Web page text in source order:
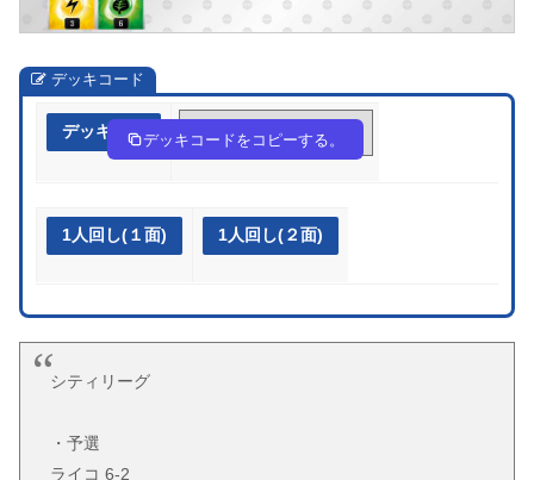
デッキコード
デッキ作成 yMMy23-DtYF4D-yEM2pR
デッキコードをコピーする。
1人回し(１面) 1人回し(２面)
シティリーグ
・予選
ライコ 6-2